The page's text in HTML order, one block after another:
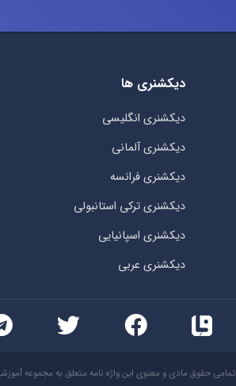
دیکشنری ها
دیکشنری انگلیسی
دیکشنری آلمانی
دیکشنری فرانسه
دیکشنری ترکی استانبولی
دیکشنری اسپانیایی
دیکشنری عربی
تمامی حقوق مادی و معنوی این واژه نامه متعلق به مجموعه